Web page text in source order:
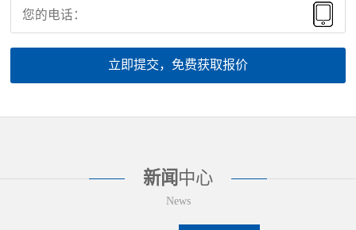
立即提交，免费获取报价
新闻 中心
News